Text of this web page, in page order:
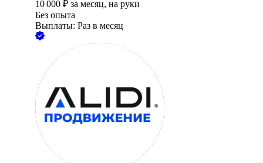
10 000 ₽ за месяц, на руки
Без опыта
Выплаты: Раз в месяц